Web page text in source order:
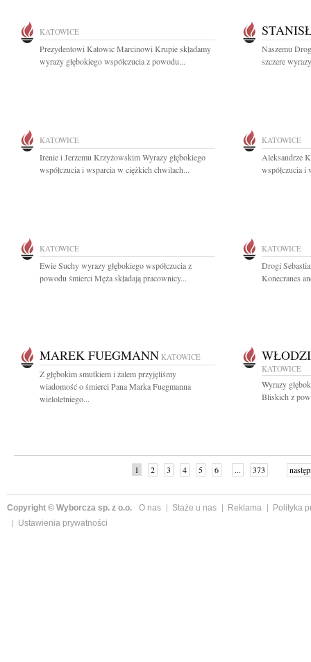
KATOWICE
Prezydentowi Katowic Marcinowi Krupie składamy
wyrazy głębokiego współczucia z powodu...
Naszemu
szczere
KATOWICE
Irenie i Jerzemu Krzyżowskim Wyrazy głębokiego
współczucia i wsparcia w ciężkich chwilach...
KATOWICE
Aleksandrze
współczucia i
KATOWICE
Ewie Suchy wyrazy głębokiego współczucia z
powodu śmierci Męża składają pracownicy...
KATOWICE
Drogi
Konecranes
MAREK FUEGMANN KATOWICE
Z głębokim smutkiem i żalem przyjęliśmy
wiadomość o śmierci Pana Marka Fuegmanna
wieloletniego...
KATOWICE
Wyrazy
Bliskich z
1 2 3 4 5 6 ... 373
Copyright © Wyborcza sp. z o.o. O nas Staże u nas Reklama
Polityka
Ustawienia prywatności